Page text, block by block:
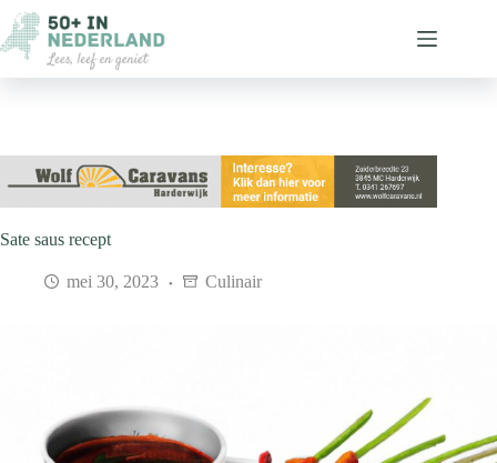
naar
de
inhoud
Sate saus recept
mei 30, 2023 Culinair